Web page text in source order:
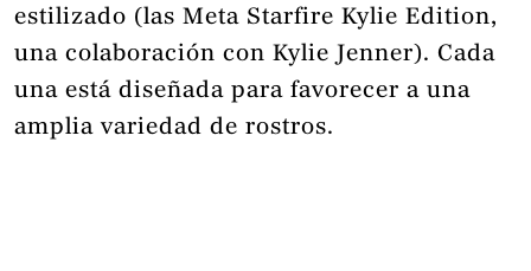
estilizado (las Meta Starfire Kylie Edition,
una colaboración con Kylie Jenner). Cada
una está diseñada para favorecer a una
amplia variedad de rostros.